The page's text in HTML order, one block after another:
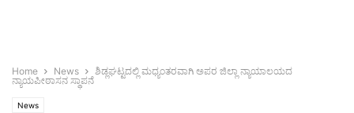
Home News
ಶಿಡ್ಲಘಟ್ಟದಲ್ಲಿ ಮಧ್ಯಂತರವಾಗಿ ಅಪರ ಜಿಲ್ಲಾ ನ್ಯಾಯಾಲಯದ
ನ್ಯಾಯಪೀಠಾಸನ ಸ್ಥಾಪನೆ
News